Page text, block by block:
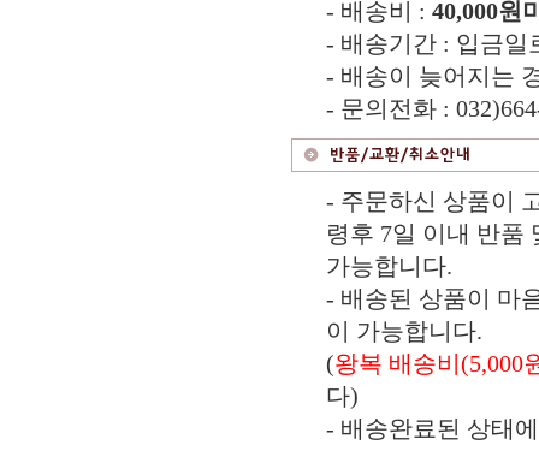
- 배송비 : 40,000원
- 배송기간 : 입금일
- 배송이 늦어지는
- 문의전화 :
- 주문하신 상품이
령후 7일 이내 반품
가능합니다.
- 배송된 상품이 마
이 가능합니다.
(왕복 배송비(5,000
다)
- 배송완료된 상태